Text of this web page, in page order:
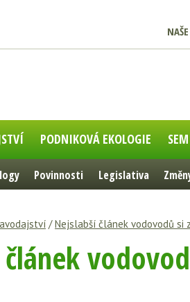
PODNIKOVÁ EKOLOGIE
Povinnosti Legislativa
/Nejslabší článek vodovodů si